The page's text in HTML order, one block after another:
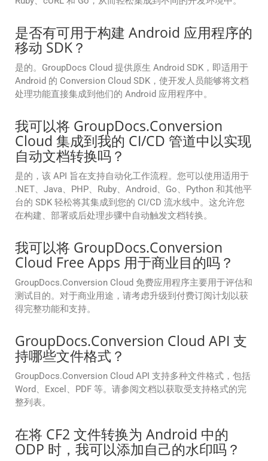
是否有可用于构建 Android 应用程序的
移动 SDK？
是的。GroupDocs Cloud 提供原生 Android SDK，即适用于
Android 的 Conversion Cloud SDK，使开发人员能够将文档
处理功能直接集成到他们的 Android 应用程序中。
我可以将 GroupDocs.Conversion
Cloud 集成到我的 CI/CD 管道中以实现
自动文档转换吗？
是的，该 API 旨在支持自动化工作流程。您可以使用适用于
.NET、Java、PHP、Ruby、Android、Go、Python 和其他平
台的 SDK 轻松将其集成到您的 CI/CD 流水线中。这允许您
在构建、部署或后处理步骤中自动触发文档转换。
我可以将 GroupDocs.Conversion
Cloud Free Apps 用于商业目的吗？
GroupDocs.Conversion Cloud 免费应用程序主要用于评估和
测试目的。对于商业用途，请考虑升级到付费订阅计划以获
得完整功能和支持。
GroupDocs.Conversion Cloud API 支
持哪些文件格式？
GroupDocs.Conversion Cloud API 支持多种文件格式，包括
Word、Excel、PDF 等。请参阅文档以获取受支持格式的完
整列表。
在将 CF2 文件转换为 Android 中的
ODP 时，我可以添加自己的水印吗？